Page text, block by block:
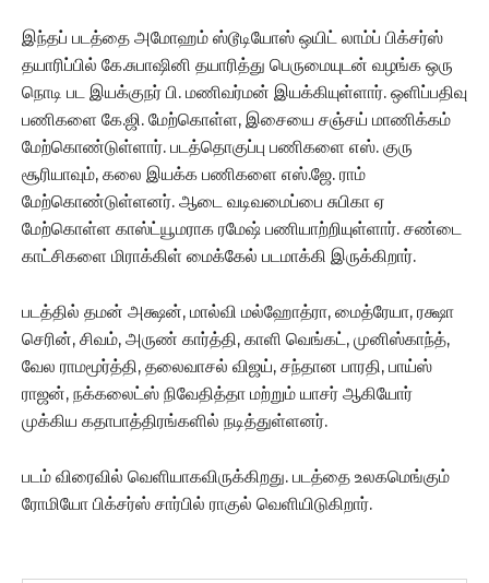
இந்தப் படத்தை அமோஹம் ஸ்டூடியோஸ் ஒயிட் லாம்ப் பிக்சர்ஸ்
தயாரிப்பில் கே.சுபாஷினி தயாரித்து பெருமையுடன் வழங்க ஒரு
நொடி பட இயக்குநர் பி. மணிவர்மன் இயக்கியுள்ளார். ஒளிப்பதிவு
பணிகளை கே.ஜி. மேற்கொள்ள, இசையை சஞ்சய் மாணிக்கம்
மேற்கொண்டுள்ளார். படத்தொகுப்பு பணிகளை எஸ். குரு
சூரியாவும், கலை இயக்க பணிகளை எஸ்.ஜே. ராம்
மேற்கொண்டுள்ளனர். ஆடை வடிவமைப்பை சுபிகா ஏ
மேற்கொள்ள காஸ்ட்யூமராக ரமேஷ் பணியாற்றியுள்ளார். சண்டை
காட்சிகளை மிராக்கிள் மைக்கேல் படமாக்கி இருக்கிறார்.
படத்தில் தமன் அக்ஷன், மால்வி மல்ஹோத்ரா, மைத்ரேயா, ரக்ஷா
செரின், சிவம், அருண் கார்த்தி, காளி வெங்கட், முனிஸ்காந்த்,
வேல ராமமூர்த்தி, தலைவாசல் விஜய், சந்தான பாரதி, பாய்ஸ்
ராஜன், நக்கலைட்ஸ் நிவேதித்தா மற்றும் யாசர் ஆகியோர்
முக்கிய கதாபாத்திரங்களில் நடித்துள்ளனர்.
படம் விரைவில் வெளியாகவிருக்கிறது. படத்தை உலகமெங்கும்
ரோமியோ பிக்சர்ஸ் சார்பில் ராகுல் வெளியிடுகிறார்.